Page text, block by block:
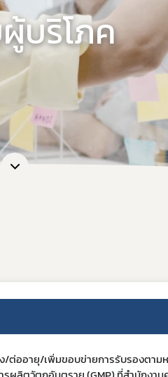
ค้นหาสถ
ค้นหารา
บริโภค
/ต่ออายุ/เพิ่มขอบข่ายการรับรองตาม